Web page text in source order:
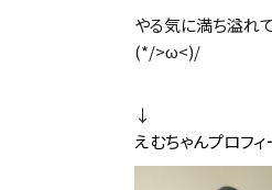
やる気に満ち溢れ
(*/>ω<)/
↓
えむちゃんプロフ